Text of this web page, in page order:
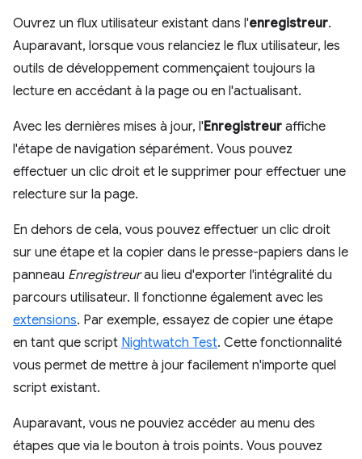
Ouvrez un flux utilisateur existant dans l'enregistreur.
Auparavant, lorsque vous relanciez le flux utilisateur, les
outils de développement commençaient toujours la
lecture en accédant à la page ou en l'actualisant.
Avec les dernières mises à jour, l'Enregistreur affiche
l'étape de navigation séparément. Vous pouvez
effectuer un clic droit et le supprimer pour effectuer une
relecture sur la page.
En dehors de cela, vous pouvez effectuer un clic droit
sur une étape et la copier dans le presse-papiers dans le
panneau Enregistreurau lieu d'exporter l'intégralité du
parcours utilisateur. Il fonctionne également avec les
extensions. Par exemple, essayez de copier une étape
en tant que script Nightwatch Test. Cette fonctionnalité
vous permet de mettre à jour facilement n'importe quel
script existant.
Auparavant, vous ne pouviez accéder au menu des
étapes que via le bouton à trois points. Vous pouvez